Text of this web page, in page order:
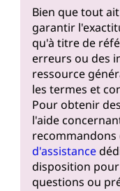
Bien que tout
garantir
qu'à titre de
erreurs ou des
ressource
les termes et
Pour obtenir
l'aide
d'assistance
disposition
questions ou